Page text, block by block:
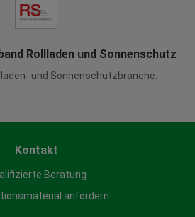
Rollladen und Sonnenschutz
und Sonnenschutzbranche.
Kontakt
Beratung
anfordern